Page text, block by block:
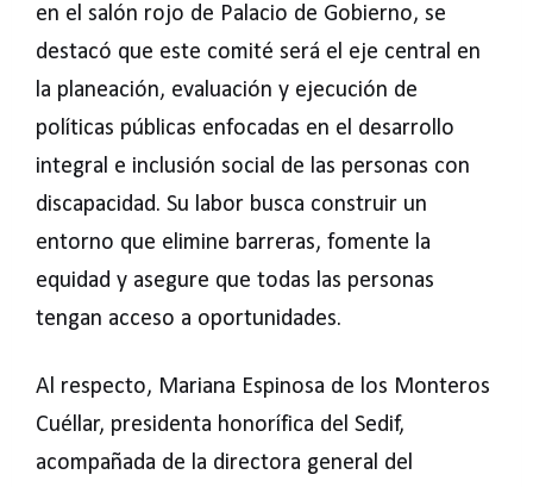
en el salón rojo de Palacio de Gobierno, se
destacó que este comité será el eje central en
la planeación, evaluación y ejecución de
políticas públicas enfocadas en el desarrollo
integral e inclusión social de las personas con
discapacidad. Su labor busca construir un
entorno que elimine barreras, fomente la
equidad y asegure que todas las personas
tengan acceso a oportunidades.
Al respecto, Mariana Espinosa de los Monteros
Cuéllar, presidenta honorífica del Sedif,
acompañada de la directora general del